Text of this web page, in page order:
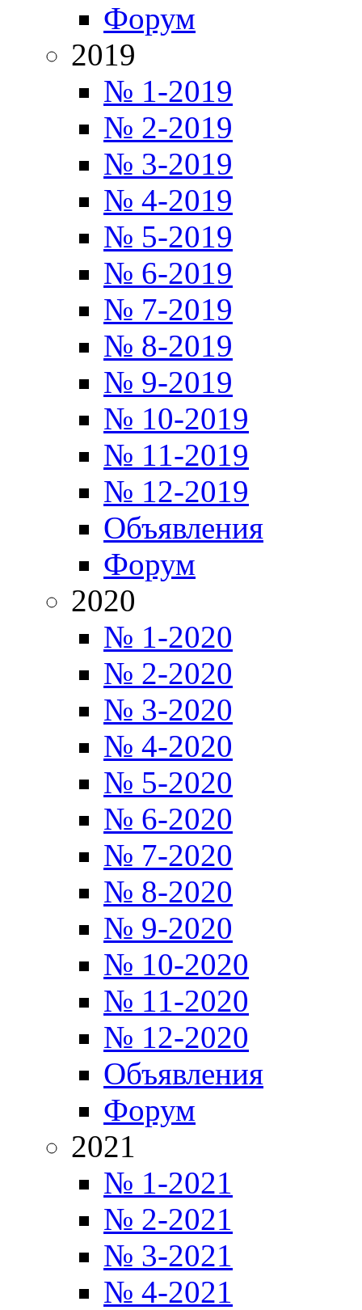
Форум
2019
№ 1-2019
№ 2-2019
№ 3-2019
№ 4-2019
№ 5-2019
№ 6-2019
№ 7-2019
№ 8-2019
№ 9-2019
№ 10-2019
№ 11-2019
№ 12-2019
Объявления
Форум
2020
№ 1-2020
№ 2-2020
№ 3-2020
№ 4-2020
№ 5-2020
№ 6-2020
№ 7-2020
№ 8-2020
№ 9-2020
№ 10-2020
№ 11-2020
№ 12-2020
Объявления
Форум
2021
№ 1-2021
№ 2-2021
№ 3-2021
№ 4-2021